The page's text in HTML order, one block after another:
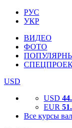
РУС
УКР
ВИДЕО
ФОТО
USD
USD
EUR
Все курсы